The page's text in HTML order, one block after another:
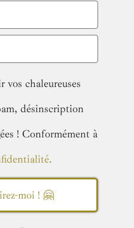
vos chaleureuses
désinscription
! Conformément à
moi ! 🤗